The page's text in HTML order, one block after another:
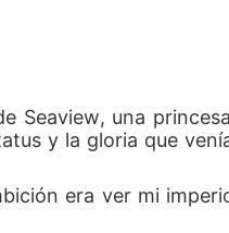
llena de amargura tiró
tres años de
Seaview, una
y la gloria que
era ver mi